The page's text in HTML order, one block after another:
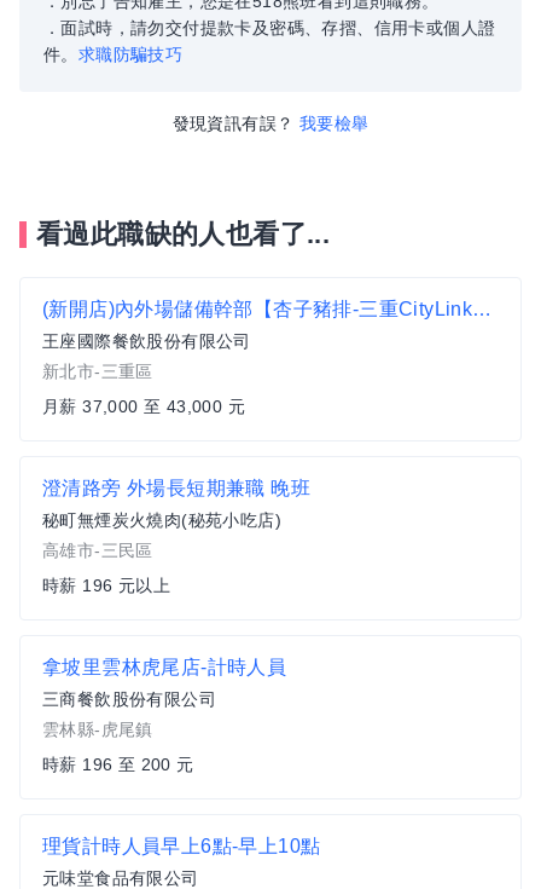
．面試時，請勿交付提款卡及密碼、存摺、信用卡或個人證
件。 求職防騙技巧
發現資訊有誤？ 我要檢舉
看過此職缺的人也看了...
(新開店)內外場儲備幹部【杏子豬排-三重CityLink】月薪37000-43000#另有門市達標獎金 無經驗可
王座國際餐飲股份有限公司
新北市-三重區
月薪 37,000 至 43,000 元
澄清路旁 外場長短期兼職 晚班
秘町無煙炭火燒肉(秘苑小吃店)
高雄市-三民區
時薪 196 元以上
拿坡里雲林虎尾店-計時人員
三商餐飲股份有限公司
雲林縣-虎尾鎮
時薪 196 至 200 元
理貨計時人員早上6點-早上10點
元味堂食品有限公司